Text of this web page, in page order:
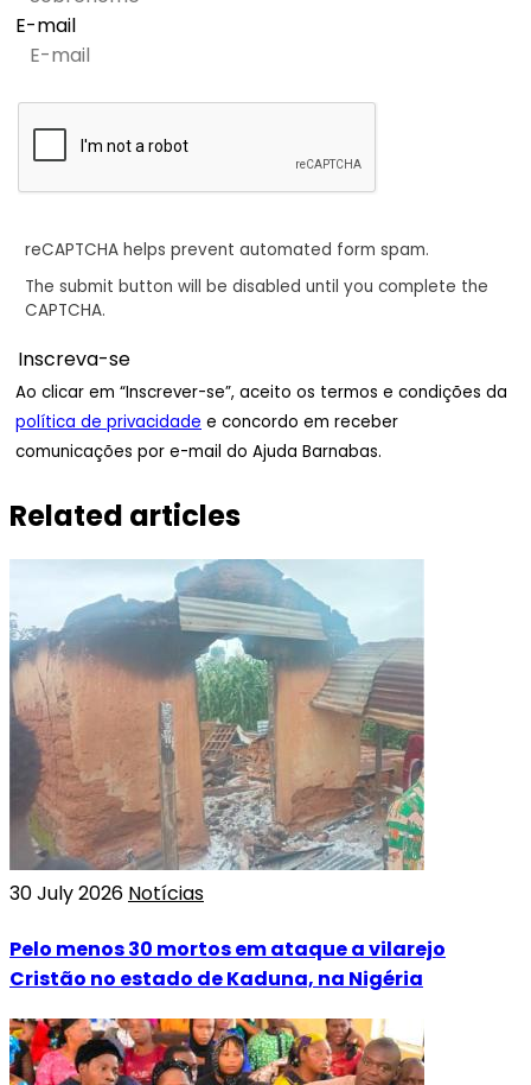
E-mail
reCAPTCHA helps prevent automated form spam.
The submit button will be disabled until you complete the
CAPTCHA.
Ao clicar em “Inscrever-se”, aceito os termos e condições da
política de privacidade e concordo em receber
comunicações por e-mail do Ajuda Barnabas.
Related articles
30 July 2026 Notícias
Pelo menos 30 mortos em ataque a vilarejo
Cristão no estado de Kaduna, na Nigéria